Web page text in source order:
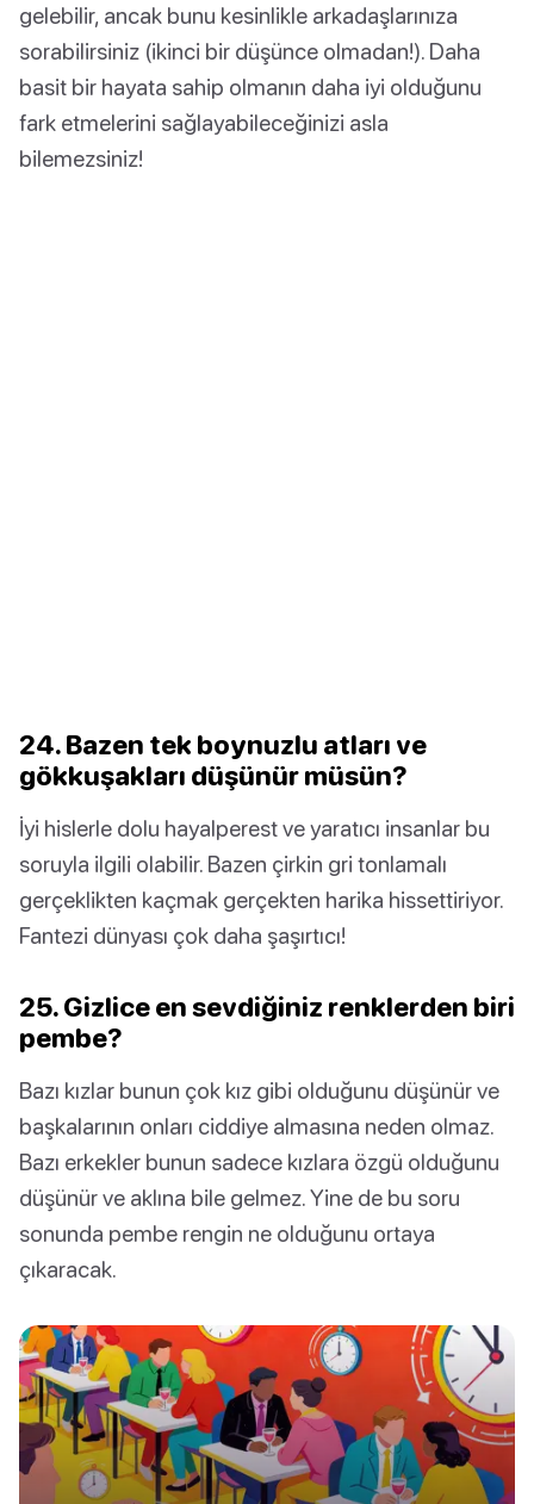
gelebilir, ancak bunu kesinlikle arkadaşlarınıza
sorabilirsiniz (ikinci bir düşünce olmadan!). Daha
basit bir hayata sahip olmanın daha iyi olduğunu
fark etmelerini sağlayabileceğinizi asla
bilemezsiniz!
24. Bazen tek boynuzlu atları ve
gökkuşakları düşünür müsün?
İyi hislerle dolu hayalperest ve yaratıcı insanlar bu
soruyla ilgili olabilir. Bazen çirkin gri tonlamalı
gerçeklikten kaçmak gerçekten harika hissettiriyor.
Fantezi dünyası çok daha şaşırtıcı!
25. Gizlice en sevdiğiniz renklerden biri
pembe?
Bazı kızlar bunun çok kız gibi olduğunu düşünür ve
başkalarının onları ciddiye almasına neden olmaz.
Bazı erkekler bunun sadece kızlara özgü olduğunu
düşünür ve aklına bile gelmez. Yine de bu soru
sonunda pembe rengin ne olduğunu ortaya
çıkaracak.